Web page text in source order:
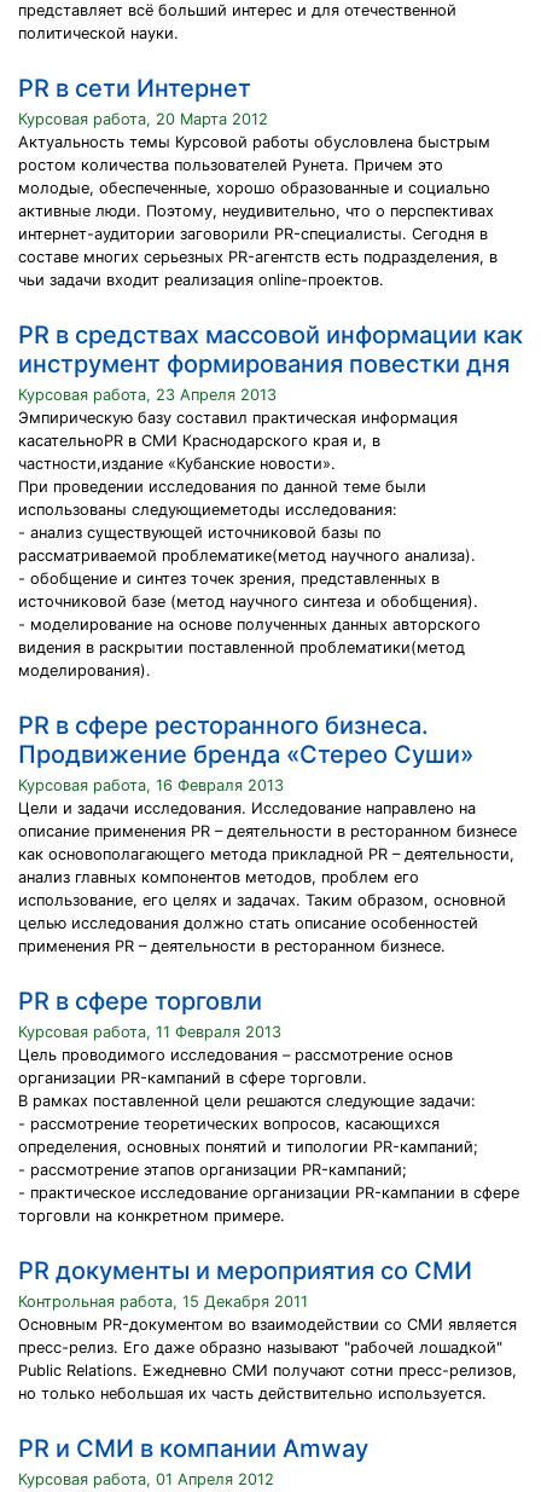
представляет всё больший интерес и для отечественной
политической науки.
PR в сети Интернет
Курсовая работа, 20 Марта 2012
Актуальность темы Курсовой работы обусловлена быстрым
ростом количества пользователей Рунета. Причем это
молодые, обеспеченные, хорошо образованные и социально
активные люди. Поэтому, неудивительно, что о перспективах
интернет-аудитории заговорили PR-специалисты. Сегодня в
составе многих серьезных PR-агентств есть подразделения, в
чьи задачи входит реализация online-проектов.
PR в средствах массовой информации как
инструмент формирования повестки дня
Курсовая работа, 23 Апреля 2013
Эмпирическую базу составил практическая информация
касательноPR в СМИ Краснодарского края и, в
частности,издание «Кубанские новости».
При проведении исследования по данной теме были
использованы следующиеметоды исследования:
- анализ существующей источниковой базы по
рассматриваемой проблематике(метод научного анализа).
- обобщение и синтез точек зрения, представленных в
источниковой базе (метод научного синтеза и обобщения).
- моделирование на основе полученных данных авторского
видения в раскрытии поставленной проблематики(метод
моделирования).
PR в сфере ресторанного бизнеса.
Продвижение бренда «Стерео Суши»
Курсовая работа, 16 Февраля 2013
Цели и задачи исследования. Исследование направлено на
описание применения PR – деятельности в ресторанном бизнесе
как основополагающего метода прикладной PR – деятельности,
анализ главных компонентов методов, проблем его
использование, его целях и задачах. Таким образом, основной
целью исследования должно стать описание особенностей
применения PR – деятельности в ресторанном бизнесе.
PR в сфере торговли
Курсовая работа, 11 Февраля 2013
Цель проводимого исследования – рассмотрение основ
организации PR-кампаний в сфере торговли.
В рамках поставленной цели решаются следующие задачи:
- рассмотрение теоретических вопросов, касающихся
определения, основных понятий и типологии PR-кампаний;
- рассмотрение этапов организации PR-кампаний;
- практическое исследование организации PR-кампании в сфере
торговли на конкретном примере.
PR документы и мероприятия со СМИ
Контрольная работа, 15 Декабря 2011
Основным PR-документом во взаимодействии со СМИ является
пресс-релиз. Его даже образно называют "рабочей лошадкой"
Public Relations. Ежедневно СМИ получают сотни пресс-релизов,
но только небольшая их часть действительно используется.
PR и СМИ в компании Amway
Курсовая работа, 01 Апреля 2012